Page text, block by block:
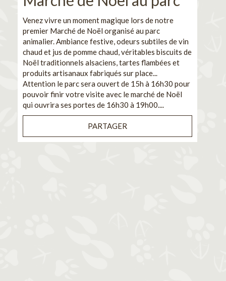
Venez vivre un moment magique lors de notre
premier Marché de Noël organisé au parc
animalier. Ambiance festive, odeurs subtiles de vin
chaud et jus de pomme chaud, véritables biscuits de
Noël traditionnels alsaciens, tartes flambées et
produits artisanaux fabriqués sur place...
Attention le parc sera ouvert de 15h à 16h30 pour
pouvoir finir votre visite avec le marché de Noël
qui ouvrira ses portes de 16h30 à 19h00....
PARTAGER